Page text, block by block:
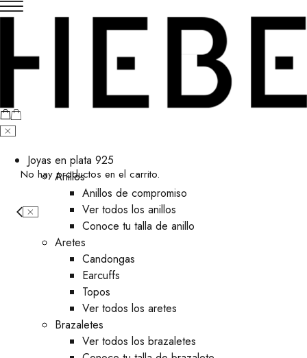
No hay productos en el carrito.
Joyas en plata 925
Anillos
Anillos de compromiso
Ver todos los anillos
Conoce tu talla de anillo
Aretes
⁠Candongas
Earcuffs
Topos
Ver todos los aretes
Brazaletes
Ver todos los brazaletes